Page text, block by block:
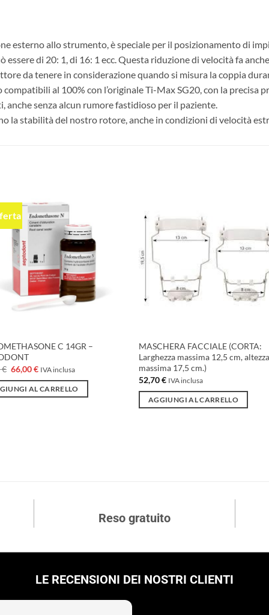
esterno allo strumento, è speciale per il posizionamento di
di 20: 1, di 16: 1 ecc. Questa riduzione di velocità fa
da tenere in considerazione quando si misura la coppia
compatibili al 100% con l’originale Ti-Max SG20, con la precisa
senza alcun rumore fastidioso per il paziente.
la stabilità del nostro rotore, anche in condizioni di velocità
desideri
C 14GR –
€ Il
prezzo
originale
era:
66,00€Il
attuale
è:
IVA inclusa
AL CARRELLO
alla
dei
MASCHERA FACCIALE (CORTA:
Larghezza massima 12,5 cm, altezza
massima 17,5 cm.)
52,70€ IVA inclusa
AGGIUNGI AL CARRELLO
Reso gratuito
LE RECENSIONI DEI NOSTRI CLIENTI